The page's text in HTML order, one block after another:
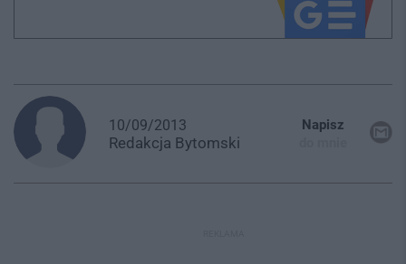
10/09/2013
Redakcja Bytomski
Napisz